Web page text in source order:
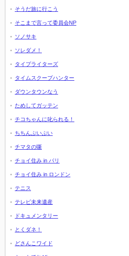
そうだ旅に行こう
そこまで言って委員会NP
ソノサキ
ソレダメ！
タイプライターズ
タイムスクープハンター
ダウンタウンなう
ためしてガッテン
チコちゃんに叱られる！
ちちんぷいぷい
チマタの噺
チョイ住み in パリ
チョイ住み in ロンドン
テニス
テレビ未来遺産
ドキュメンタリー
とくダネ！
どさんこワイド